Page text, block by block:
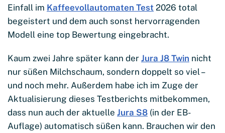
Einfall im Kaffeevollautomaten Test 2026 total
begeistert und dem auch sonst hervorragenden
Modell eine top Bewertung eingebracht.
Kaum zwei Jahre später kann der Jura J8 Twin nicht
nur süßen Milchschaum, sondern doppelt so viel –
und noch mehr. Außerdem habe ich im Zuge der
Aktualisierung dieses Testberichts mitbekommen,
dass nun auch der aktuelle Jura S8 (in der EB-
Auflage) automatisch süßen kann. Brauchen wir den